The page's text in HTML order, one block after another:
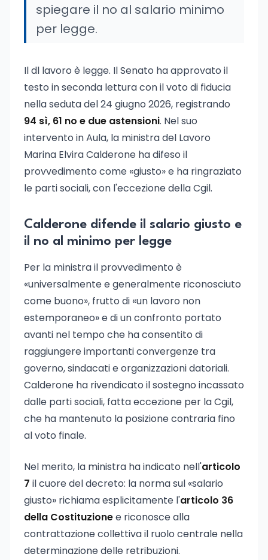
spiegare il no al salario minimo
per legge.
Il dl lavoro è legge. Il Senato ha approvato il
testo in seconda lettura con il voto di fiducia
nella seduta del 24 giugno 2026, registrando
94 sì, 61 no e due astensioni. Nel suo
intervento in Aula, la ministra del Lavoro
Marina Elvira Calderone ha difeso il
provvedimento come «giusto» e ha ringraziato
le parti sociali, con l'eccezione della Cgil.
Calderone difende il salario giusto e
il no al minimo per legge
Per la ministra il provvedimento è
«universalmente e generalmente riconosciuto
come buono», frutto di «un lavoro non
estemporaneo» e di un confronto portato
avanti nel tempo che ha consentito di
raggiungere importanti convergenze tra
governo, sindacati e organizzazioni datoriali.
Calderone ha rivendicato il sostegno incassato
dalle parti sociali, fatta eccezione per la Cgil,
che ha mantenuto la posizione contraria fino
al voto finale.
Nel merito, la ministra ha indicato nell'articolo
7 il cuore del decreto: la norma sul «salario
giusto» richiama esplicitamente l'articolo 36
della Costituzionee riconosce alla
contrattazione collettiva il ruolo centrale nella
determinazione delle retribuzioni.